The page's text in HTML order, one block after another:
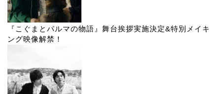
『こぐまとパルマの物語』舞台挨拶実施決定&特別メイキ
ング映像解禁！